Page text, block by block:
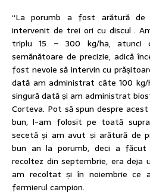
“La porumb a fost arătură de
intervenit de trei ori cu discul .
triplu 15 – 300 kg/ha, atunci
semănătoare de precizie, adică
fost nevoie să intervin cu
dată am administrat câte 100
singură dată și am administrat
Corteva. Pot să spun despre
bun, l-am folosit pe toată
secetă și am avut și arătură de
bun an la porumb, deci a făcut
recoltez din septembrie, era deja
am recoltat și în noiembrie ce
fermierul campion.